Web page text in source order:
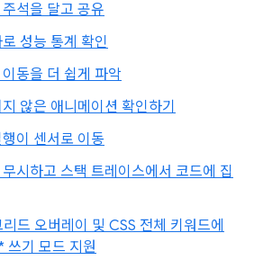
석을 달고 공유
성능 통계 확인
동을 더 쉽게 파악
않은 애니메이션 확인하기
이 센서로 이동
시하고 스택 트레이스에서 코드에 집
드 오버레이 및 CSS 전체 키워드에
기 모드 지원